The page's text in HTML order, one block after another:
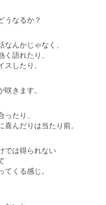
うなるか？
んかじゃなく、
語れたり、
スしたり、
きます。
ったり、
んだりは当たり前。
では得られない
くる感じ。